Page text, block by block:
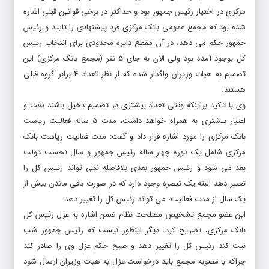
مرکزی در اختیار رئیس جمهور بود و حداکثر در برخی قوانین قبلی اشاره
شده بود که مجمع عمومی بانک مرکزی فرد پیشنهادی را تایید و رئیس
جمهور حکم می دهد، در آن مقطع دایره محدودی برای انتخاب رئیس
کل بوجود آمده بود ولی الان به جای ۵ نفر (مجمع بانک مرکزی) این
تصمیم به هیات وزیران واگذار شده که از نظر تعداد ۴ برابر گروه قبلی
هستند.
وی با تاکید براینکه وقتی تعداد بیشتری در تصمیم دخیل باشند دقت و
اعتبار بیشتری به همراه خواهد داشت، مدت ۵ ساله فعالیت ریاست
بانک مرکزی را مورد اشاره قرار داد و گفت: مدت فعالیت ریاست بانک
مرکزی شامل یک دوره چهار ساله رئیس جمهور و سال نخست دولت
بعد می شود و رئیس جمهور بعدی بلافاصله نمی تواند رئیس کل را
تغییر دهد البته یک تبصره وجود دارد که در صورت باقی ماندن بیش از
یک سال از مدت فعالیت، می تواند رئیس کل را تغییر دهد.
این عضو مجمع تشخیص مصلحت نظام ضمن اشاره به عزل رئیس کل
بانک مرکزی، تصریح کرد: دیگر اینطور نیست که رئیس جمهور شب
نیت کند رئیس کل را تغییر دهد و صبح حکم عزل وی را صادر کند
چراکه با مصوبه مجمع باید درخواست عزل به هیات وزیران ارسال شود